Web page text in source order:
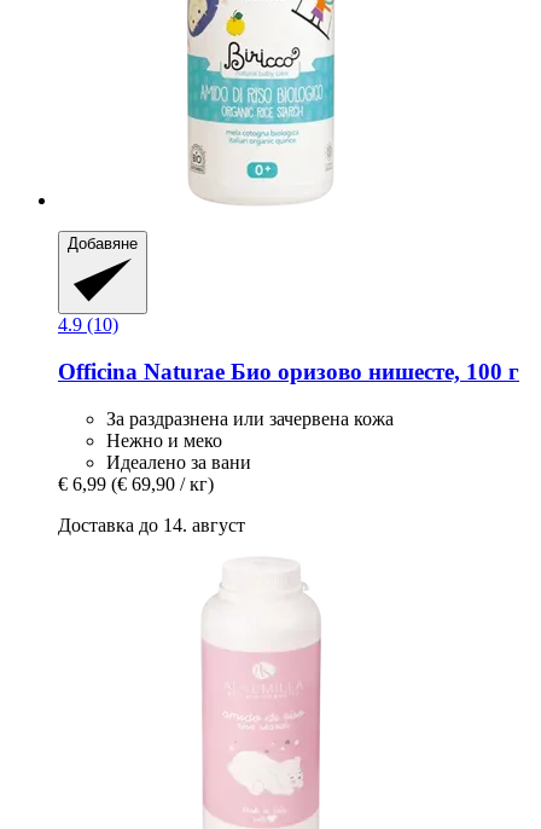
Добавяне
4.9 (10)
Officina Naturae Био оризово нишесте, 100 г
За раздразнена или зачервена кожа
Нежно и меко
Идеалено за вани
€ 6,99 (€ 69,90 / кг)
Доставка до 14. август